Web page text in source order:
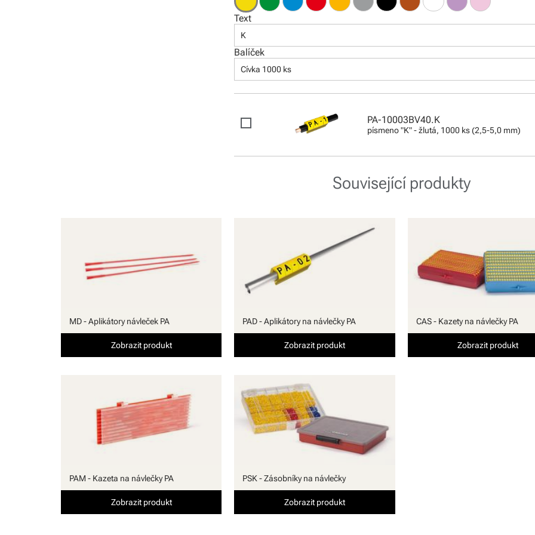
Text
K
Balíček
Cívka 1000 ks
PA-10003BV40.K
písmeno "K" - žlutá, 1000 ks (2,5-5,0 mm)
Související produkty
MD - Aplikátory návleček PA
Zobrazit produkt
PAD - Aplikátory na návlečky PA
Zobrazit produkt
CAS - Kazety na návlečky PA
Zobrazit produkt
PAM - Kazeta na návlečky PA
Zobrazit produkt
PSK - Zásobníky na návlečky
Zobrazit produkt